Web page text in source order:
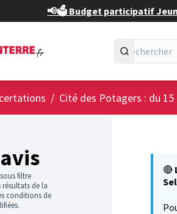
📢🗳️ Budget participatif
/ Cité des Potagers : du
filtre
de la
conditions de
🔴